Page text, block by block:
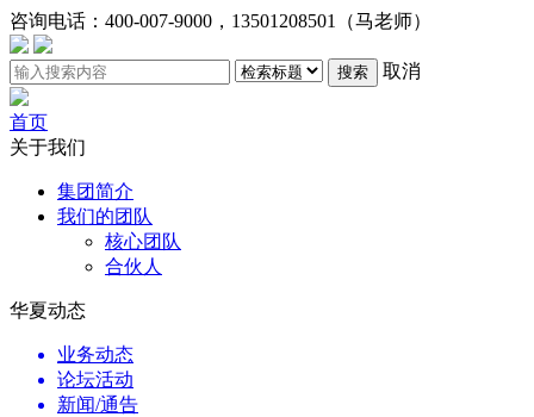
咨询电话： 400-007-9000，13501208501（马老师）
搜索 取消
首页
关于我们
集团简介
我们的团队
核心团队
合伙人
华夏动态
业务动态
论坛活动
新闻/通告